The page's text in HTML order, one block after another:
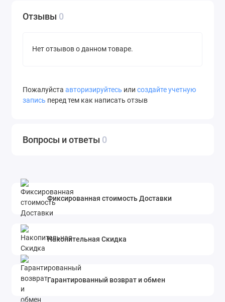
Отзывы 0
Нет отзывов о данном товаре.
Пожалуйста авторизируйтесь или создайте учетную
запись перед тем как написать отзыв
Вопросы и ответы 0
Фиксированная стоимость Доставки
Накопительная Скидка
Гарантированный возврат и обмен